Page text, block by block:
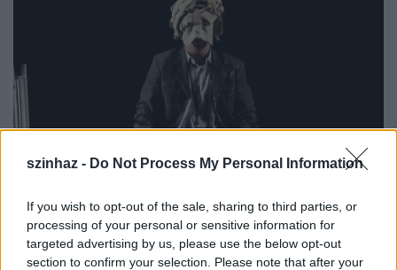
szinhaz - Do Not Process My Personal Information
If you wish to opt-out of the sale, sharing to third parties, or
processing of your personal or sensitive information for
targeted advertising by us, please use the below opt-out
section to confirm your selection. Please note that after your